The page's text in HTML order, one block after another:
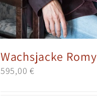
Wachsjacke Romy
595,00 €